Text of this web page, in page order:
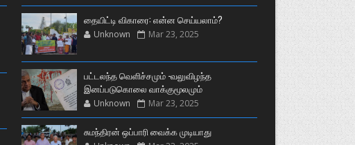
தையிட்டி விகாரை: என்ன செய்யலாம்?
Unknown Mar 23, 2025
பட்டலந்த வெளிச்சமும் -வலுவிழந்த
இனப்படுகொலை வாக்குமூலமும்
Unknown Mar 23, 2025
சுமந்திரன் ஒப்பாரி வைக்க முடியாது